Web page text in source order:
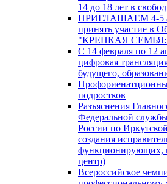
14 до 18 лет в
ПРИГЛАШАЕМ 4-5
принять участие в
"КРЕПКАЯ
С 14 февраля по 12
цифровая
будущего,
подростков
Разъяснения
Федеральной
России по
создания
функционирующих,
центр)
Всероссийское